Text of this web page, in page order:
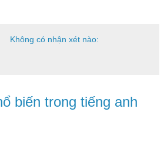
Không có nhận xét nào:
biến trong tiếng anh